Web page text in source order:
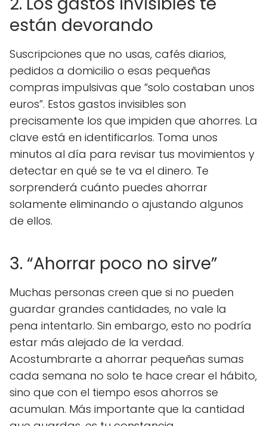
están devorando
Suscripciones que no usas, cafés diarios,
pedidos a domicilio o esas pequeñas
compras impulsivas que “solo costaban unos
euros”. Estos gastos invisibles son
precisamente los que impiden que ahorres. La
clave está en identificarlos. Toma unos
minutos al día para revisar tus movimientos y
detectar en qué se te va el dinero. Te
sorprenderá cuánto puedes ahorrar
solamente eliminando o ajustando algunos
de ellos.
3. “Ahorrar poco no sirve”
Muchas personas creen que si no pueden
guardar grandes cantidades, no vale la
pena intentarlo. Sin embargo, esto no podría
estar más alejado de la verdad.
Acostumbrarte a ahorrar pequeñas sumas
cada semana no solo te hace crear el hábito,
sino que con el tiempo esos ahorros se
acumulan. Más importante que la cantidad